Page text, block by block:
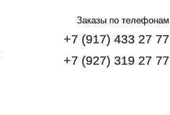
Заказы по телефонам
+7 (917) 433 27 77
+7 (927) 319 27 77